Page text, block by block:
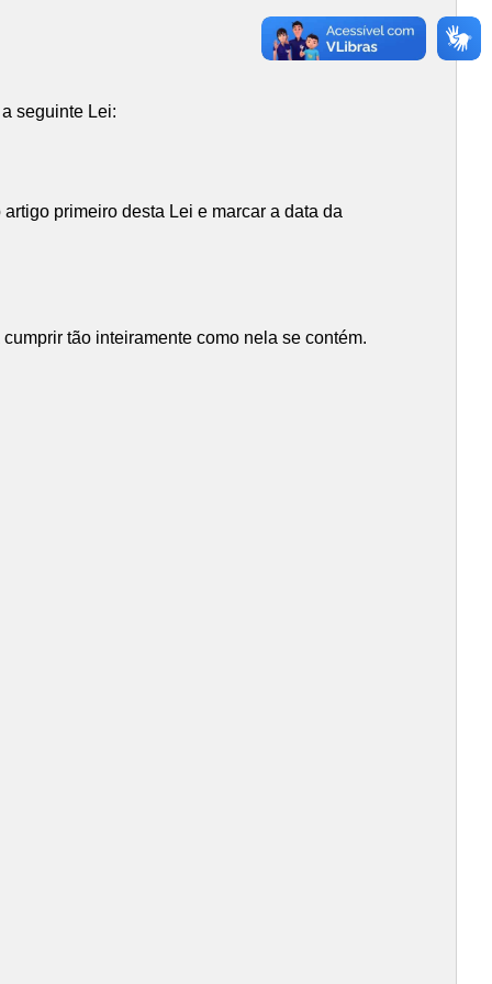
seguinte Lei:
primeiro desta Lei e marcar a data da
tão inteiramente como nela se contém.